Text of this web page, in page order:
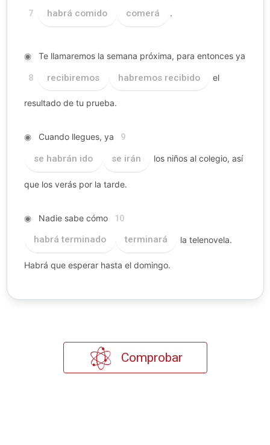
7 habrá comido comerá .
◉Te llamaremos la semana próxima, para entonces ya
8 recibiremos habremos recibido el
resultado de tu prueba.
◉Cuando llegues, ya 9
se habrán ido se irán los niños al colegio, así
que los verás por la tarde.
◉Nadie sabe cómo 10
habrá terminado terminará la telenovela.
Habrá que esperar hasta el domingo.
Comprobar